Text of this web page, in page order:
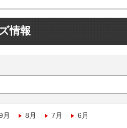
情報
月 8月 7月 6月